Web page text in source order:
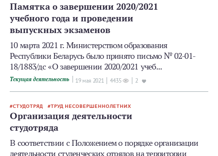
Памятка о завершении 2020/2021
учебного года и проведении
выпускных экзаменов
10 марта 2021 г. Министерством образования
Республики Беларусь было принято письмо № 02-01-
18/1883/дс «О завершении 2020/2021 учеб...
Текущая деятельность 19 мая 2021 4435 2
СТУДОТРЯД ТРУД НЕСОВЕРШЕННОЛЕТНИХ
Организация деятельности
студотряда
В соответствии с Положением о порядке организации
деятельности студенческих отрядов на территории